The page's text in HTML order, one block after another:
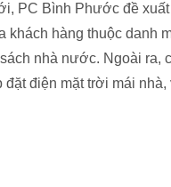
PC Bình Phước đề
khách hàng thuộc danh
nhà nước. Ngoài ra,
đặt điện mặt trời mái